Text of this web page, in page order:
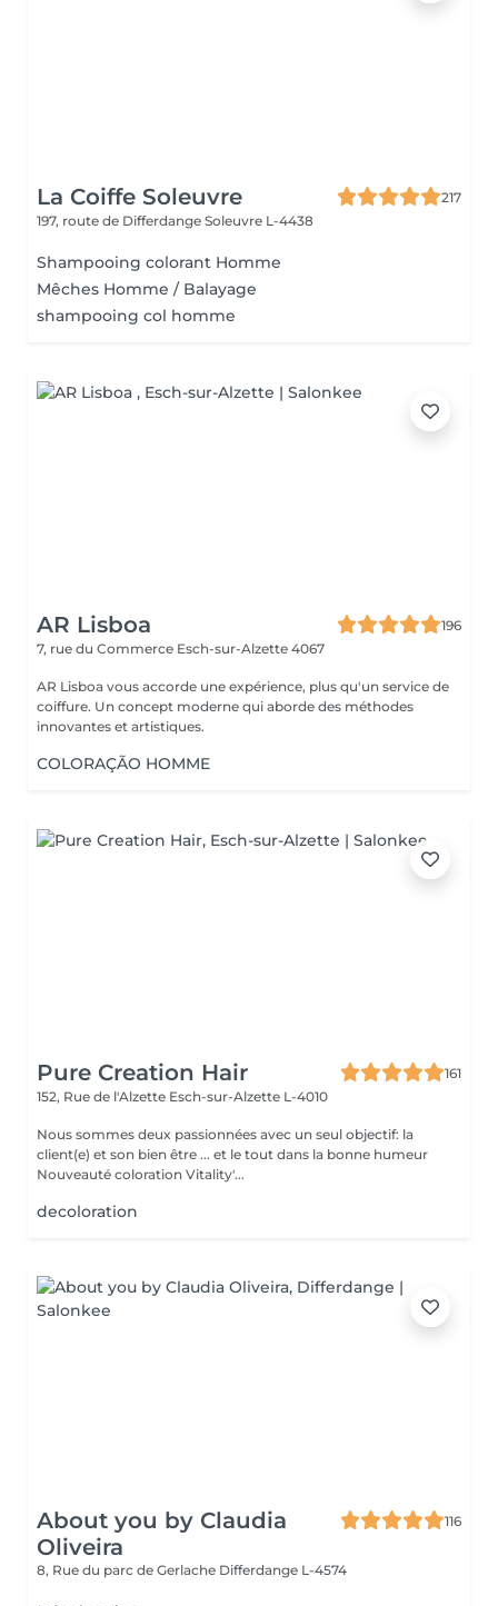
La Coiffe Soleuvre
217
197, route de Differdange Soleuvre L-4438
Shampooing colorant Homme
Mêches Homme / Balayage
shampooing col homme
AR Lisboa
196
7, rue du Commerce Esch-sur-Alzette 4067
AR Lisboa vous accorde une expérience, plus qu'un service de
coiffure. Un concept moderne qui aborde des méthodes
innovantes et artistiques.
COLORAÇÃO HOMME
Pure Creation Hair
161
152, Rue de l'Alzette Esch-sur-Alzette L-4010
Nous sommes deux passionnées avec un seul objectif: la
client(e) et son bien être ... et le tout dans la bonne humeur
Nouveauté coloration Vitality'...
decoloration
About you by Claudia
Oliveira
116
8, Rue du parc de Gerlache Differdange L-4574